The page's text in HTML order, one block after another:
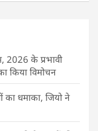
2026 के प्रभावी
किया विमोचन
धमाका, जियो ने